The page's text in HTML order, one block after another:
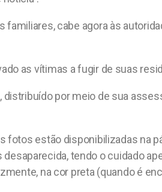
familiares, cabe agora às
as vítimas a fugir de suas
por meio de sua
fotos estão disponibilizadas na
tendo o cuidado
na cor preta (quando é